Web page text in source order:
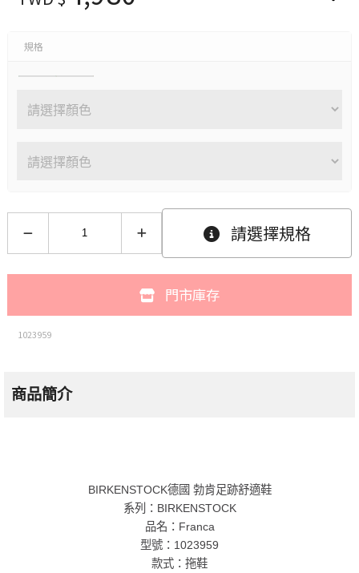
規格
請選擇規格
門市庫存
1023959
商品簡介
BIRKENSTOCK德國 勃肯足跡舒適鞋
系列：BIRKENSTOCK
品名：Franca
型號：1023959
款式：拖鞋